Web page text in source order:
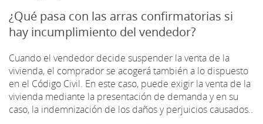
¿Qué pasa con las arras confirmatorias si
hay incumplimiento del vendedor?
Cuando el vendedor decide suspender la venta de la
vivienda, el comprador se acogerá también a lo dispuesto
en el Código Civil. En este caso, puede exigir la venta de la
vivienda mediante la presentación de demanda y en su
caso, la indemnización de los daños y perjuicios causados..